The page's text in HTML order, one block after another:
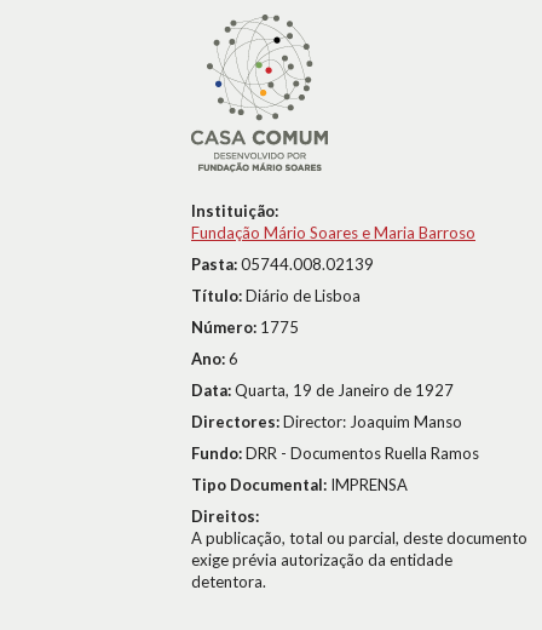
Instituição:
Fundação Mário Soares e Maria Barroso
Pasta:05744.008.02139
Título:Diário de Lisboa
Número: 1775
Ano:6
Data:Quarta, 19 de Janeiro de 1927
Directores:Director: Joaquim Manso
Fundo:DRR - Documentos Ruella Ramos
Tipo Documental: IMPRENSA
Direitos:
A publicação, total ou parcial, deste documento
exige prévia autorização da entidade
detentora.